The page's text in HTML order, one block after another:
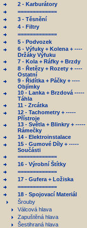
2 - Karburátory
=============
3 - Těsnění
4 - Filtry
=============
5 - Podvozek
6 - Výfuky + Kolena + ----
Držáky Výfuku
7 - Kola + Ráfky + Brzdy
8 - Řetězy + Rozety + ----
Ostatní
9 - Řidítka + Páčky + ----
Objímky
10 - Lanka + Brzdová -----
Táhla
11 - Zrcátka
12 - Tachometry + -----
Přístroje
13 - Světla + Blinkry + -----
Rámečky
14 - Elektroinstalace
15 - Gumové Díly + -----
Součásti
=============
16 - Výrobní Štítky
=============
17 - Gufera + Ložiska
=============
18 - Spojovací Materiál
Šrouby
Válcová hlava
Zapuštěná hlava
Šestihraná hlava